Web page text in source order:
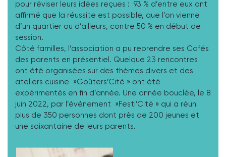
pour réviser leurs idées reçues : 93 % d’entre eux ont
affirmé que la réussite est possible, que l’on vienne
d’un quartier ou d’ailleurs, contre 50 % en début de
session.
Côté familles, l’association a pu reprendre ses Cafés
des parents en présentiel. Quelque 23 rencontres
ont été organisées sur des thèmes divers et des
ateliers cuisine »Goûters’Cité » ont été
expérimentés en fin d’année. Une année bouclée, le 8
juin 2022, par l’événement »Festi’Cité » qui a réuni
plus de 350 personnes dont près de 200 jeunes et
une soixantaine de leurs parents.